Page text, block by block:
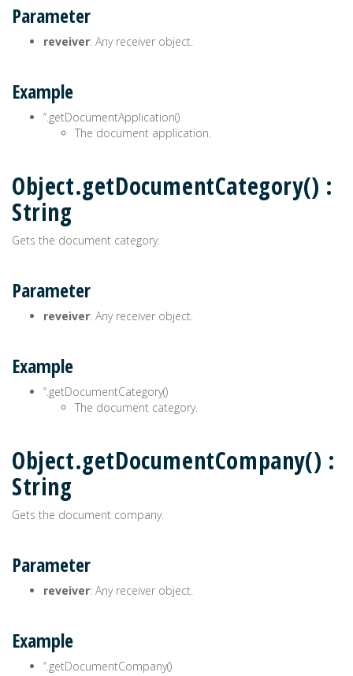
Parameter
reveiver: Any receiver object.
Example
’‘.getDocumentApplication()
The document application.
Object.getDocumentCategory() :
String
Gets the document category.
Parameter
reveiver: Any receiver object.
Example
’‘.getDocumentCategory()
The document category.
Object.getDocumentCompany() :
String
Gets the document company.
Parameter
reveiver: Any receiver object.
Example
’‘.getDocumentCompany()